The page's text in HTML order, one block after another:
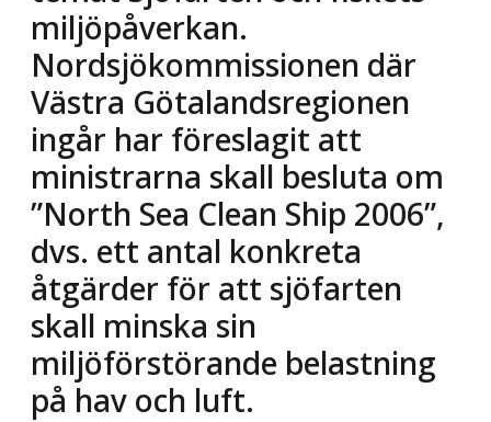
miljöpåverkan.
Nordsjökommissionen där
Västra Götalandsregionen
ingår har föreslagit att
ministrarna skall besluta om
”North Sea Clean Ship 2006”,
dvs. ett antal konkreta
åtgärder för att sjöfarten
skall minska sin
miljöförstörande belastning
på hav och luft.